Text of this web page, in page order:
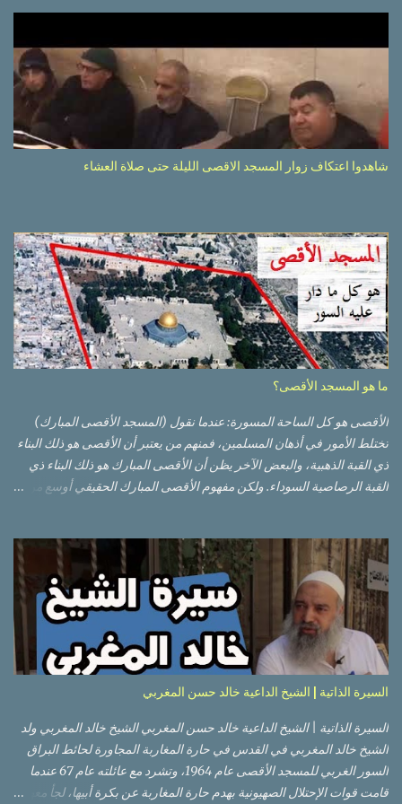
شاهدوا اعتكاف زوار المسجد الاقصى الليلة حتى صلاة العشاء
ما هو المسجد الأقصى؟
الأقصى هو كل الساحة المسورة: عندما نقول (المسجد الأقصى المبارك)
تختلط الأمور في أذهان المسلمين، فمنهم من يعتبر أن الأقصى هو ذلك البناء
ذي القبة الذهبية، والبعض الآخر يظن أن الأقصى المبارك هو ذلك البناء ذي
القبة الرصاصية السوداء. ولكن مفهوم الأقصى المبارك الحقيقي أوسع من
تلة في الزاوية الجنوبية الشرقية من مدينة القدس القديمة المسورة (البلدة
القديمة) والتي تقع في شرقي القدس فيالضفة الغربية. والمسجد الأقصى له
سور أيضاً وهو على شكل مضلع غير منتظم مساحته حوالي 144 دونم (144
كم متر مربع). المسجد الأقصى على تلة حارات البلدة القديمة – القدس
العتيقة كما هي اليوم يشمل المسجد الأقصى: قبة الصخرة المشرفة، (ذات
القبة الذهبية) والموجودة في موقع القلب بالنسبة للمسجد الأقصى
(ويستخدم الآن كمصلى للنساء يوم الجمعة). المصلى القِبلِي (المسجد
الجنوبي أو مبنى المسجد الأقصى)، ذي القبة الرصاصية السوداء، والواقع أ...
السيرة الذاتية | الشيخ الداعية خالد حسن المغربي
السيرة الذاتية | الشيخ الداعية خالد حسن المغربي الشيخ خالد المغربي ولد
الشيخ خالد المغربي في القدس في حارة المغاربة المجاورة لحائط البراق
السور الغربي للمسجد الأقصى عام 1964، وتشرد مع عائلته عام 67 عندما
قامت قوات الإحتلال الصهيونية بهدم حارة المغاربة عن بكرة أبيها، لجأ معهم